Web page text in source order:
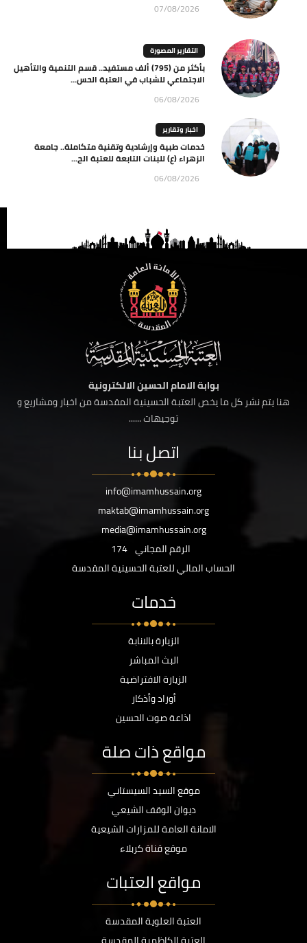
07/08/2026
التقارير المصورة
بأكثر من (795) ألف مستفيد.. قسم التنمية والتأهيل
الاجتماعي للشباب في العتبة الحس...
06/08/2026
اخبار وتقارير
خدمات طبية وإرشادية وتقنية متكاملة.. جامعة
الزهراء (ع) للبنات التابعة للعتبة الح...
06/08/2026
بوابة الامام الحسين الالكترونية
هنا يتم نشر كل ما يخص العتبة الحسينية المقدسة من اخبار ومشاريع و
توجيهات ......
اتصل بنا
info@imamhussain.org
maktab@imamhussain.org
media@imamhussain.org
الرقم المجاني 174
الحساب المالي للعتبة الحسينية المقدسة
خدمات
الزيارة بالانابة
البث المباشر
الزيارة الافتراضية
أوراد وأذكار
اذاعة صوت الحسين
مواقع ذات صلة
موقع السيد السيستاني
ديوان الوقف الشيعي
الامانة العامة للمزارات الشيعية
موقع قناة كربلاء
مواقع العتبات
العتبة العلوية المقدسة